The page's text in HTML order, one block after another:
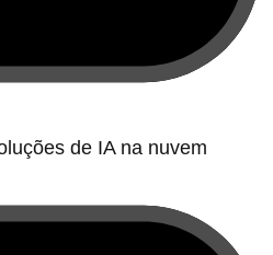
de IA na nuvem